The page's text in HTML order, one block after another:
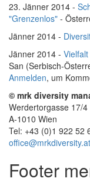
23. Jänner 2014 -
"Grenzenlos" -
Jänner 2014 -
Jänner 2014 -
San (Serbisch-
Anmelden, um
© mrk diversity
Werdertorgasse 17/4
A-1010 Wien
Tel: +43 (0)1 922 52
office@mrkdiversity.at
Footer